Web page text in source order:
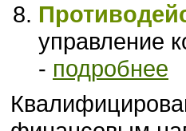
управление
- подробнее